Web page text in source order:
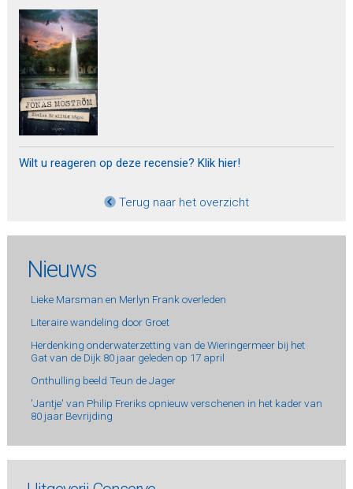
Wilt u reageren op deze recensie? Klik hier!
Terug naar het overzicht
Nieuws
Lieke Marsman en Merlyn Frank overleden
Literaire wandeling door Groet
Herdenking onderwaterzetting van de Wieringermeer bij het
Gat van de Dijk 80 jaar geleden op 17 april
Onthulling beeld Teun de Jager
'Jantje' van Philip Freriks opnieuw verschenen in het kader van
80 jaar Bevrijding